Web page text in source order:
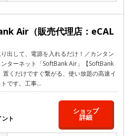
Air（販売代理店：eCAL
出して、電源を入れるだけ！／カンタン
ターネット「SoftBank Air」【SoftBank
置くだけですぐ繋がる、使い放題の高速イ
です。工事...
ント
ショップ
詳細